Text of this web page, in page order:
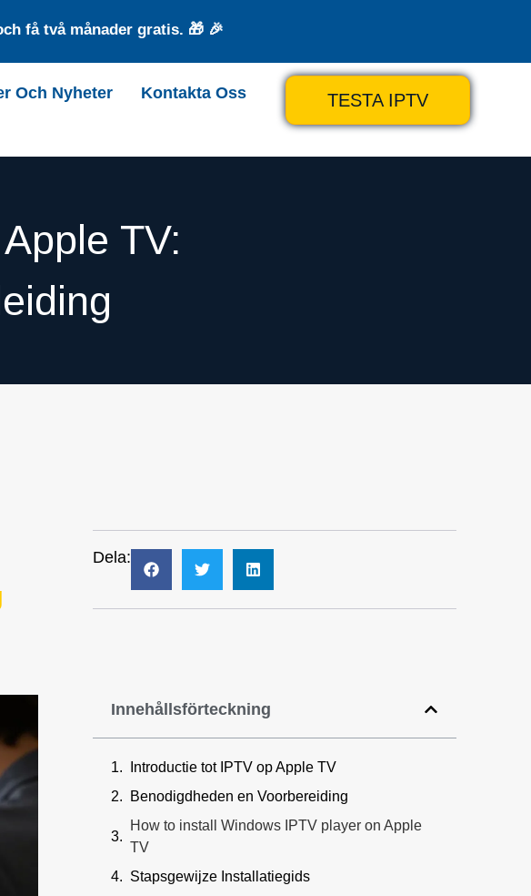
få två månader gratis. 🎁 🎉
Och Nyheter Kontakta Oss TESTA IPTV
TV:
Dela:
Innehållsförteckning
Introductie tot IPTV op Apple TV
Benodigdheden en Voorbereiding
How to install Windows IPTV player on Apple
TV
Stapsgewijze Installatiegids